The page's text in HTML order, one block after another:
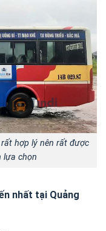
hợp lý nên rất được
lựa chọn
nhất tại Quảng